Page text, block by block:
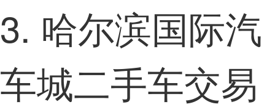
3. 哈尔滨国际汽
车城二手车交易